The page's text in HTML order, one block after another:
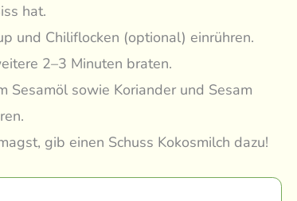
hat.
und Chiliflocken (optional) einrühren.
2–3 Minuten braten.
Sesamöl sowie Koriander und Sesam
gib einen Schuss Kokosmilch dazu!